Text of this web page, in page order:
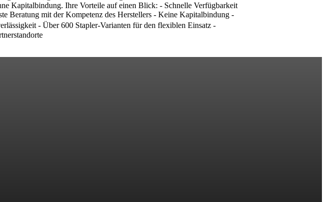
Kapitalbindung. Ihre Vorteile auf einen Blick: - Schnelle Verfügbarkeit
Beratung mit der Kompetenz des Herstellers - Keine Kapitalbindung -
- Über 600 Stapler-Varianten für den flexiblen Einsatz -